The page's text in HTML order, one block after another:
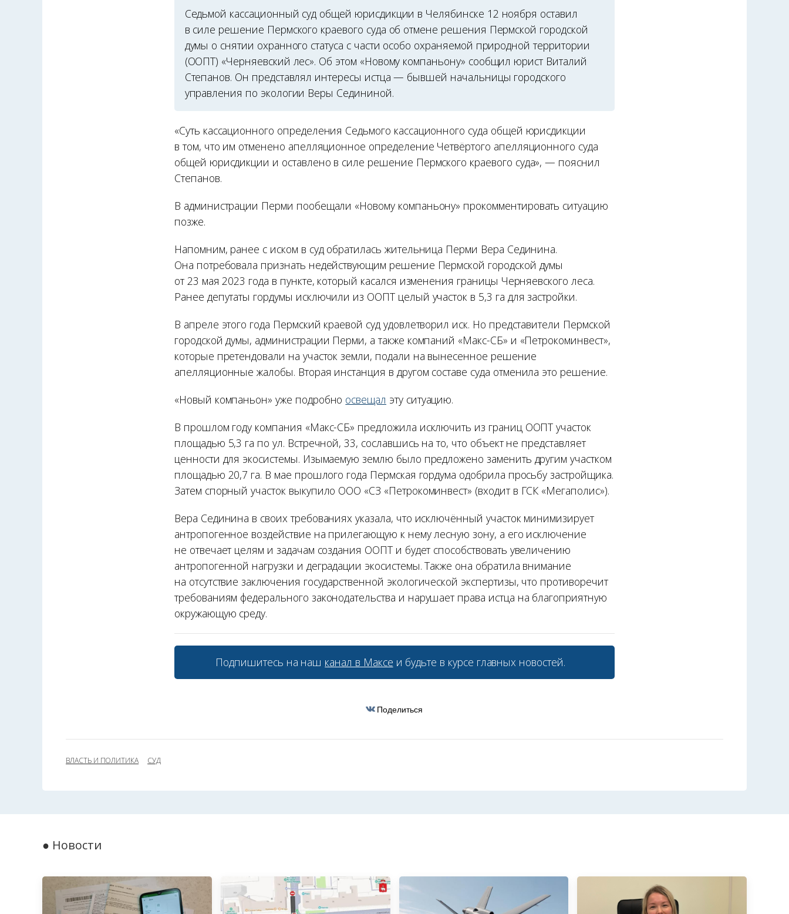
Седьмой кассационный суд общей юрисдикции в Челябинске 12 ноября оставил
в силе решение Пермского краевого суда об отмене решения Пермской городской
думы о снятии охранного статуса с части особо охраняемой природной территории
(ООПТ) «Черняевский лес». Об этом «Новому компаньону» сообщил юрист Виталий
Степанов. Он представлял интересы истца — бывшей начальницы городского
управления по экологии Веры Седининой.
«Суть кассационного определения Седьмого кассационного суда общей юрисдикции
в том, что им отменено апелляционное определение Четвёртого апелляционного суда
общей юрисдикции и оставлено в силе решение Пермского краевого суда», — пояснил
Степанов.
В администрации Перми пообещали «Новому компаньону» прокомментировать ситуацию
позже.
Напомним, ранее с иском в суд обратилась жительница Перми Вера Сединина.
Она потребовала признать недействующим решение Пермской городской думы
от 23 мая 2023 года в пункте, который касался изменения границы Черняевского леса.
Ранее депутаты гордумы исключили из ООПТ целый участок в 5,3 га для застройки.
В апреле этого года Пермский краевой суд удовлетворил иск. Но представители Пермской
городской думы, администрации Перми, а также компаний «Макс-СБ» и «Петрокоминвест»,
которые претендовали на участок земли, подали на вынесенное решение
апелляционные жалобы. Вторая инстанция в другом составе суда отменила это решение.
«Новый компаньон» уже подробно освещал эту ситуацию.
В прошлом году компания «Макс-СБ» предложила исключить из границ ООПТ участок
площадью 5,3 га по ул. Встречной, 33, сославшись на то, что объект не представляет
ценности для экосистемы. Изымаемую землю было предложено заменить другим участком
площадью 20,7 га. В мае прошлого года Пермская гордума одобрила просьбу застройщика.
Затем спорный участок выкупило ООО «СЗ «Петрокоминвест» (входит в ГСК «Мегаполис»).
Вера Сединина в своих требованиях указала, что исключённый участок минимизирует
антропогенное воздействие на прилегающую к нему лесную зону, а его исключение
не отвечает целям и задачам создания ООПТ и будет способствовать увеличению
антропогенной нагрузки и деградации экосистемы. Также она обратила внимание
на отсутствие заключения государственной экологической экспертизы, что противоречит
требованиям федерального законодательства и нарушает права истца на благоприятную
окружающую среду.
Подпишитесь на наш канал в Максе и будьте в курсе главных новостей.
Поделиться
ВЛАСТЬ И ПОЛИТИКА СУД
● Новости